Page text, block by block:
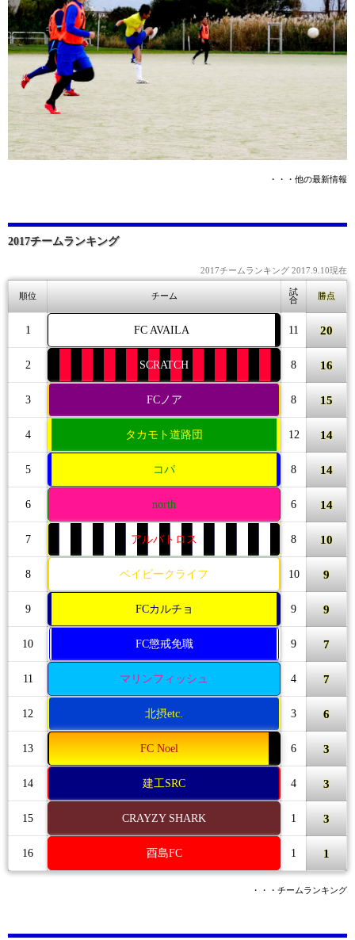
・・・他の最新情報
2017チームランキング
2017チームランキング 2017.9.10現在
順位 チーム
試
合
勝点
1 FC AVAILA 11 20
2 SCRATCH 8 16
3 FCノア 8 15
4 タカモト道路団 12 14
5 コパ 8 14
6 north 6 14
7 アルバトロス 8 10
8 ベイビークライフ 10 9
9 FCカルチョ 9 9
10 FC懲戒免職 9 7
11 マリンフィッシュ 4 7
12 北摂etc. 3 6
13 FC Noel 6 3
14 建工SRC 4 3
15 CRAYZY SHARK 1 3
16 酉島FC 1 1
・・・チームランキング